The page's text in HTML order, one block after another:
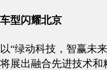
型闪耀北京
绿动科技，智赢未来
展出融合先进技术和